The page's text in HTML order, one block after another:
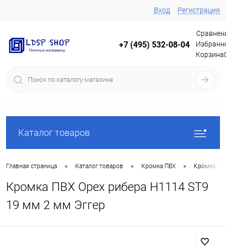
Вход Регистрация
+7 (495) 532-08-04
Корзина
Каталог товаров
Главная страница • Каталог товаров • Кромка ПВХ • Кромка
Кромка ПВХ Орех рибера Н1114 ST9
19 мм 2 мм Эггер